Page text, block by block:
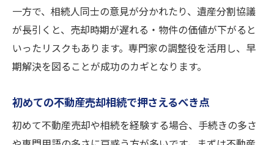
一方で、相続人同士の意見が分かれたり、遺産分割協議
が長引くと、売却時期が遅れる・物件の価値が下がると
いったリスクもあります。専門家の調整役を活用し、早
期解決を図ることが成功のカギとなります。
初めての不動産売却相続で押さえるべき点
初めて不動産売却や相続を経験する場合、手続きの多さ